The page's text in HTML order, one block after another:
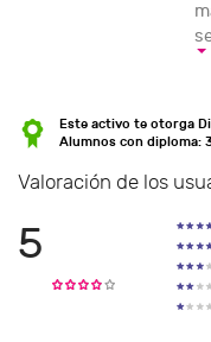
Este activo te otorga
Alumnos con diploma:
Valoración de los
5